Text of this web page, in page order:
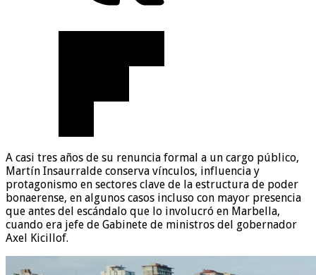
A casi tres años de su renuncia formal a un cargo público,
Martín Insaurralde conserva vínculos, influencia y
protagonismo en sectores clave de la estructura de poder
bonaerense, en algunos casos incluso con mayor presencia
que antes del escándalo que lo involucró en Marbella,
cuando era jefe de Gabinete de ministros del gobernador
Axel Kicillof.